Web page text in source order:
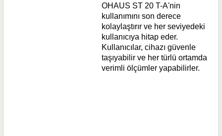
OHAUS ST 20 T-A'nin
kullanımını son derece
kolaylaştırır ve her seviyedeki
kullanıcıya hitap eder.
Kullanıcılar, cihazı güvenle
taşıyabilir ve her türlü ortamda
verimli ölçümler yapabilirler.